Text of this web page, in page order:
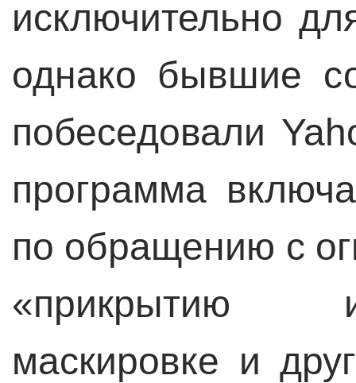
исключительно
однако бывшие
побеседовали
программа
по обращению с
«прикрытию
маскировке и